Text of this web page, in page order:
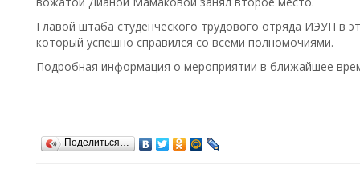
Главой штаба студенческого трудового отряда ИЭУП в
который успешно справился со всеми полномочиями.
Подробная информация о мероприятии в ближайшее
Поделиться…